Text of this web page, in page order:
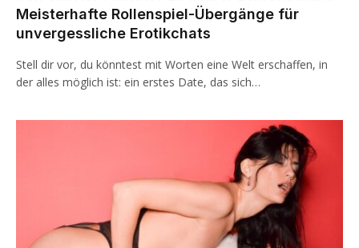
Meisterhafte Rollenspiel-Übergänge für
unvergessliche Erotikchats
Stell dir vor, du könntest mit Worten eine Welt erschaffen, in
der alles möglich ist: ein erstes Date, das sich…